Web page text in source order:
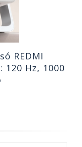
REDMI
Hz, 1000